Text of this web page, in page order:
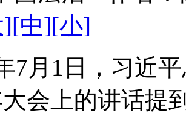
[中][小]
7月1日，习近
会上的讲话提